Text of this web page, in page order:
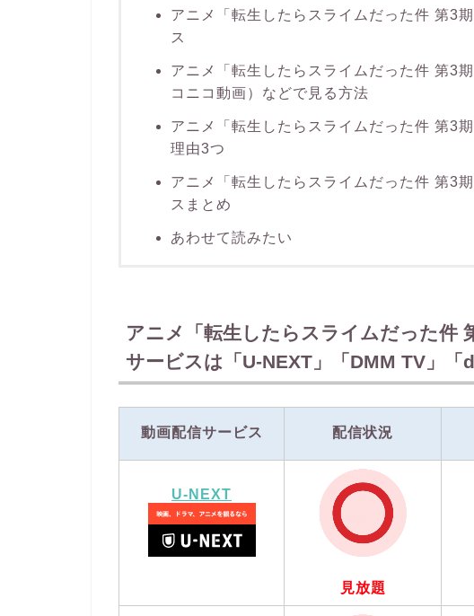
アニメ「転生したらスライムだった件 第3
ス
アニメ「転生したらスライムだった件 第3
コニコ動画）などで見る方法
アニメ「転生したらスライムだった件 第3
理由3つ
アニメ「転生したらスライムだった件 第3
スまとめ
あわせて読みたい
アニメ「転生したらスライムだった件
サービスは「U-NEXT」「DMM TV」「
動画配信サービス 配信状況
U-NEXT
見放題